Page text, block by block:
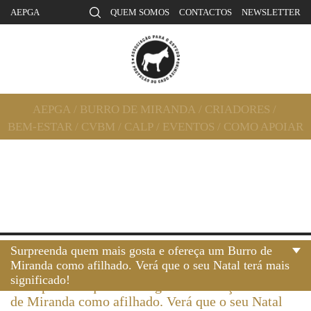
AEPGA QUEM SOMOS CONTACTOS NEWSLETTER
AEPGA / BURRO DE MIRANDA / CRIADORES /
BEM-ESTAR / CVBM / CALP / EVENTOS / COMO APOIAR
•Surpreenda quem mais gosta e ofereça um Burro
de Miranda como afilhado. Verá que o seu Natal
Surpreenda quem mais gosta e ofereça um Burro de
Miranda como afilhado. Verá que o seu Natal terá mais
significado!